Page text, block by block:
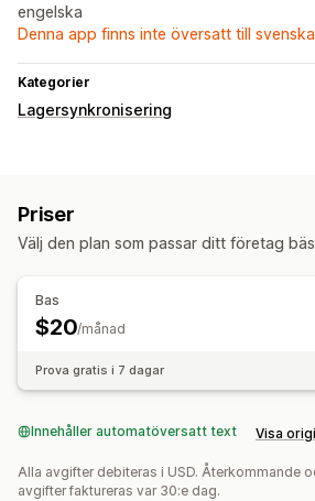
engelska
Denna app finns inte översatt till svenska
Kategorier
Lagersynkronisering
Automatisk
Priser
Välj den plan som passar ditt företag
Bas
$20/månad
Prova gratis i 7 dagar
Innehåller automatöversatt text Visa
Alla avgifter debiteras i USD. Återkommande
avgifter faktureras var 30:e dag.